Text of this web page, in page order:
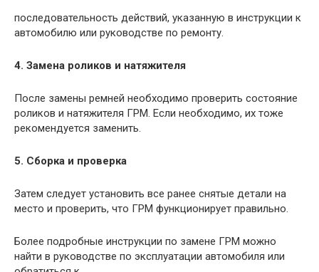
последовательность действий, указанную в инструкции к
автомобилю или руководстве по ремонту.
4. Замена роликов и натяжителя
После замены ремней необходимо проверить состояние
роликов и натяжителя ГРМ. Если необходимо, их тоже
рекомендуется заменить.
5. Сборка и проверка
Затем следует установить все ранее снятые детали на
место и проверить, что ГРМ функционирует правильно.
Более подробные инструкции по замене ГРМ можно
найти в руководстве по эксплуатации автомобиля или